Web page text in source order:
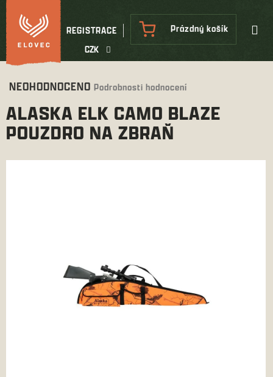
Přejít
na
obsah
CZK
REGISTRACE
NÁKUPNÍ
KOŠÍK
Prázdný košík
Průměrné
produktu
je
0,0
NEOHODNOCENO Podrobnosti hodnocení
ALASKA ELK CAMO BLAZE
POUZDRO NA ZBRAŇ